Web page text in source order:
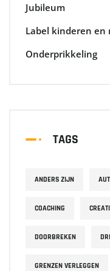
Jubileum
Label kinderen en
Onderprikkeling
TAGS
ANDERS ZIJN
COACHING
DOORBREKEN
GRENZEN VERLEGGEN